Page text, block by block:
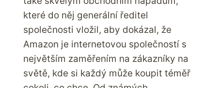
které do něj generální ředitel
společnosti vložil, aby dokázal, že
Amazon je internetovou společností s
největším zaměřením na zákazníky na
světě, kde si každý může koupit téměř